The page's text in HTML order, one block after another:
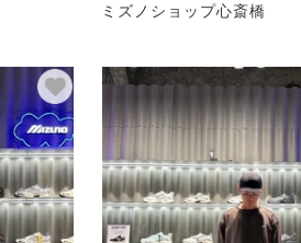
ミズノショップ心斎橋